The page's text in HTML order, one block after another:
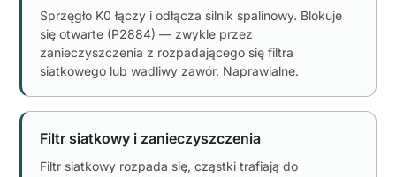
Sprzęgło K0 łączy i odłącza silnik spalinowy. Blokuje
się otwarte (P2884) — zwykle przez
zanieczyszczenia z rozpadającego się filtra
siatkowego lub wadliwy zawór. Naprawialne.
Filtr siatkowy i zanieczyszczenia
Filtr siatkowy rozpada się, cząstki trafiają do